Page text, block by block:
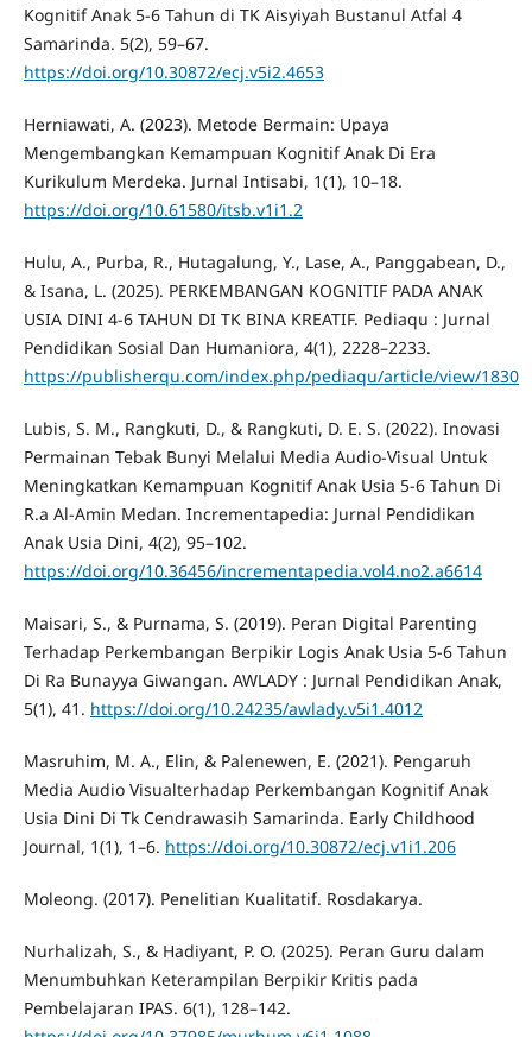
Kognitif Anak 5-6 Tahun di TK Aisyiyah Bustanul Atfal 4
Samarinda. 5(2), 59–67.
https://doi.org/10.30872/ecj.v5i2.4653
Herniawati, A. (2023). Metode Bermain: Upaya
Mengembangkan Kemampuan Kognitif Anak Di Era
Kurikulum Merdeka. Jurnal Intisabi, 1(1), 10–18.
https://doi.org/10.61580/itsb.v1i1.2
Hulu, A., Purba, R., Hutagalung, Y., Lase, A., Panggabean, D.,
& Isana, L. (2025). PERKEMBANGAN KOGNITIF PADA ANAK
USIA DINI 4-6 TAHUN DI TK BINA KREATIF. Pediaqu : Jurnal
Pendidikan Sosial Dan Humaniora, 4(1), 2228–2233.
https://publisherqu.com/index.php/pediaqu/article/view/1830
Lubis, S. M., Rangkuti, D., & Rangkuti, D. E. S. (2022). Inovasi
Permainan Tebak Bunyi Melalui Media Audio-Visual Untuk
Meningkatkan Kemampuan Kognitif Anak Usia 5-6 Tahun Di
R.a Al-Amin Medan. Incrementapedia: Jurnal Pendidikan
Anak Usia Dini, 4(2), 95–102.
https://doi.org/10.36456/incrementapedia.vol4.no2.a6614
Maisari, S., & Purnama, S. (2019). Peran Digital Parenting
Terhadap Perkembangan Berpikir Logis Anak Usia 5-6 Tahun
Di Ra Bunayya Giwangan. AWLADY : Jurnal Pendidikan Anak,
5(1), 41. https://doi.org/10.24235/awlady.v5i1.4012
Masruhim, M. A., Elin, & Palenewen, E. (2021). Pengaruh
Media Audio Visualterhadap Perkembangan Kognitif Anak
Usia Dini Di Tk Cendrawasih Samarinda. Early Childhood
Journal, 1(1), 1–6. https://doi.org/10.30872/ecj.v1i1.206
Moleong. (2017). Penelitian Kualitatif. Rosdakarya.
Nurhalizah, S., & Hadiyant, P. O. (2025). Peran Guru dalam
Menumbuhkan Keterampilan Berpikir Kritis pada
Pembelajaran IPAS. 6(1), 128–142.